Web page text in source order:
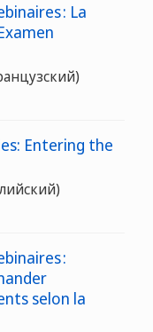
: La
Entering the
:
selon la